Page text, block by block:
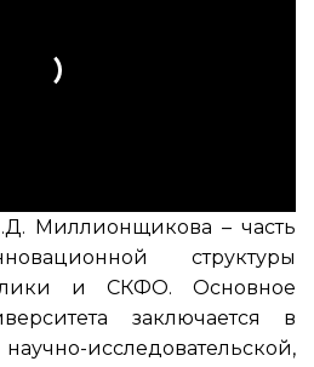
Миллионщикова – часть
структуры
и СКФО. Основное
заключается в
исследовательской,